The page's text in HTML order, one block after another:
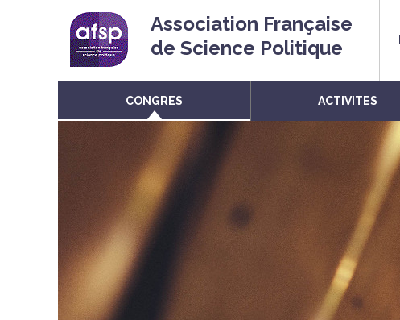
Association Française
de Science Politique
CONGRES ACTIVITES